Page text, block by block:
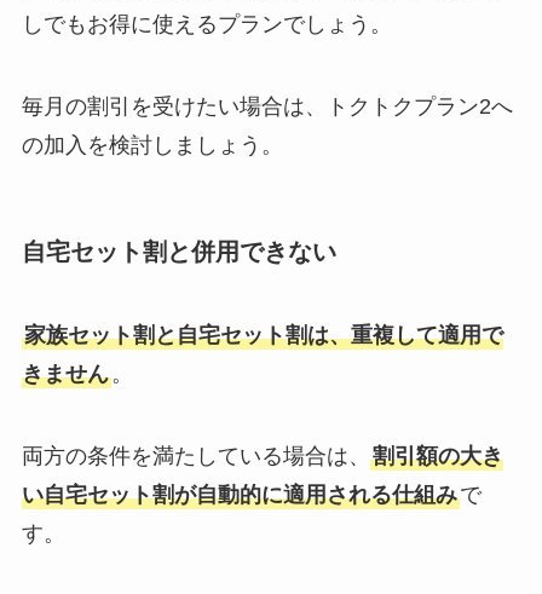
しでもお得に使えるプランでしょう。
毎月の割引を受けたい場合は、トクトクプラン2へ
の加入を検討しましょう。
自宅セット割と併用できない
家族セット割と自宅セット割は、重複して適用で
きません。
両方の条件を満たしている場合は、 割引額の大き
い自宅セット割が自動的に適用される仕組みで
す。